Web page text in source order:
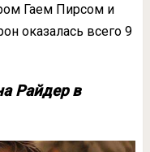
Гаем Пирсом и
оказалась всего 9
Райдер в